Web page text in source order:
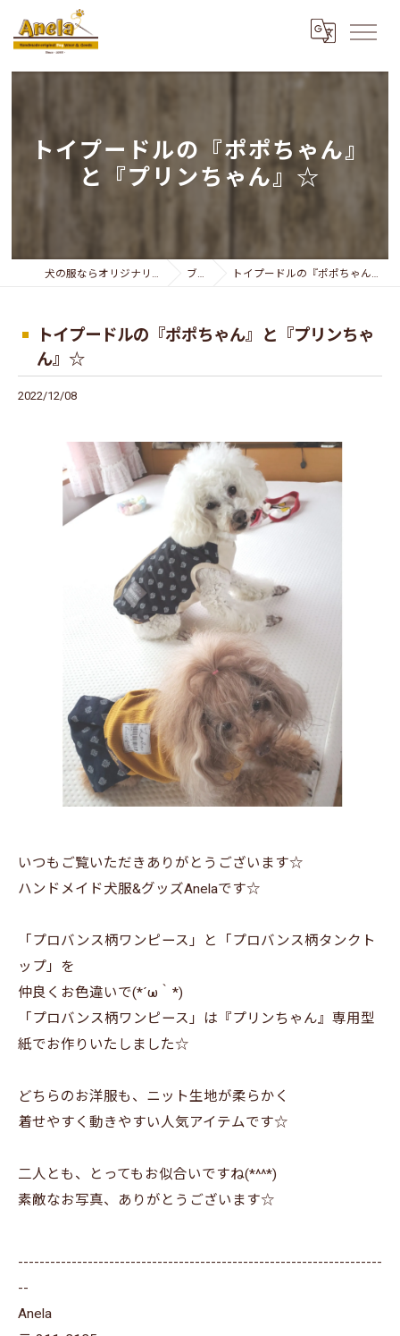
トイプードルの『ポポちゃん』
と『プリンちゃん』☆
犬の服ならオリジナリティー溢れるAnela ブログ トイプードルの『ポポちゃん』と『プリンちゃん』☆
トイプードルの『ポポちゃん』と『プリンちゃ
ん』☆
2022/12/08
いつもご覧いただきありがとうございます☆
ハンドメイド犬服&グッズAnelaです☆
「プロバンス柄ワンピース」と「プロバンス柄タンクト
ップ」を
仲良くお色違いで(*´ω｀*)
「プロバンス柄ワンピース」は『プリンちゃん』専用型
紙でお作りいたしました☆
どちらのお洋服も、ニット生地が柔らかく
着せやすく動きやすい人気アイテムです☆
二人とも、とってもお似合いですね(*^^*)
素敵なお写真、ありがとうございます☆
--------------------------------------------------------------------
--
Anela